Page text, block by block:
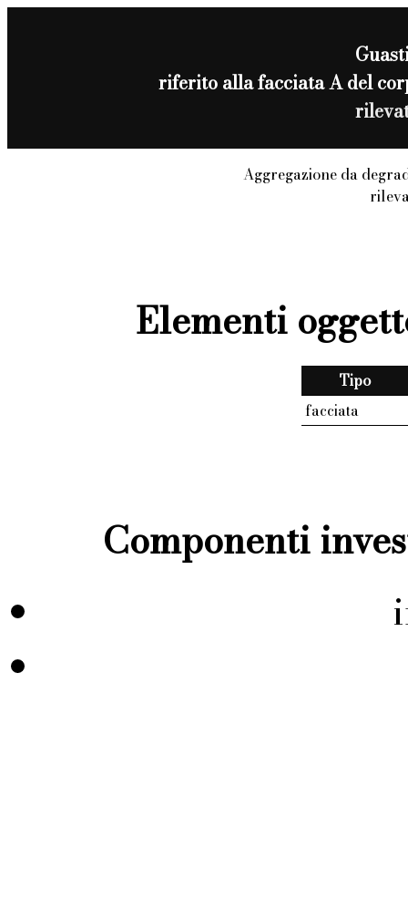
riferito alla facciata A del
Aggregazione da
Elementi
Tipo
facciata
Componenti